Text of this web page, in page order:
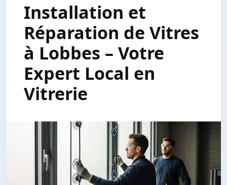
Installation et
Réparation de Vitres
à Lobbes – Votre
Expert Local en
Vitrerie